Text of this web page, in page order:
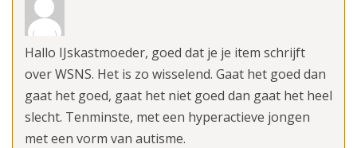
Hallo IJskastmoeder, goed dat je je item schrijft
over WSNS. Het is zo wisselend. Gaat het goed dan
gaat het goed, gaat het niet goed dan gaat het heel
slecht. Tenminste, met een hyperactieve jongen
met een vorm van autisme.